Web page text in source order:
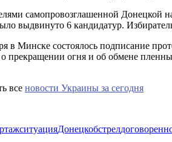
самопровозглашенной Донецкой
выдвинуто 6 кандидатур.
в Минске состоялось подписание
о прекращении огня и об обмене
все новости Украины за сегодня
ситуацияДонецкобстрел